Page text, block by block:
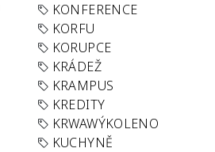
KONFERENCE
KORFU
KORUPCE
KRÁDEŽ
KRAMPUS
KREDITY
KRWAWÝKOLENO
KUCHYNĚ